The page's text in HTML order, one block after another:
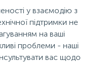
у взаємодію з
підтримки не
на ваші
проблеми - наші
вас щодо